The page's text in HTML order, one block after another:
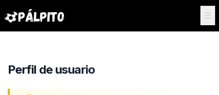
Perfil de usuario